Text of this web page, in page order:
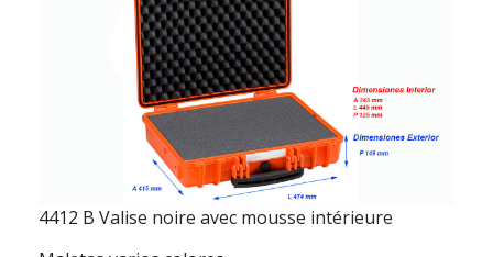
4412 B Valise noire avec mousse intérieure